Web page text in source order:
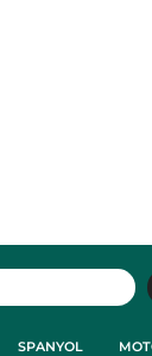
SPANYOL